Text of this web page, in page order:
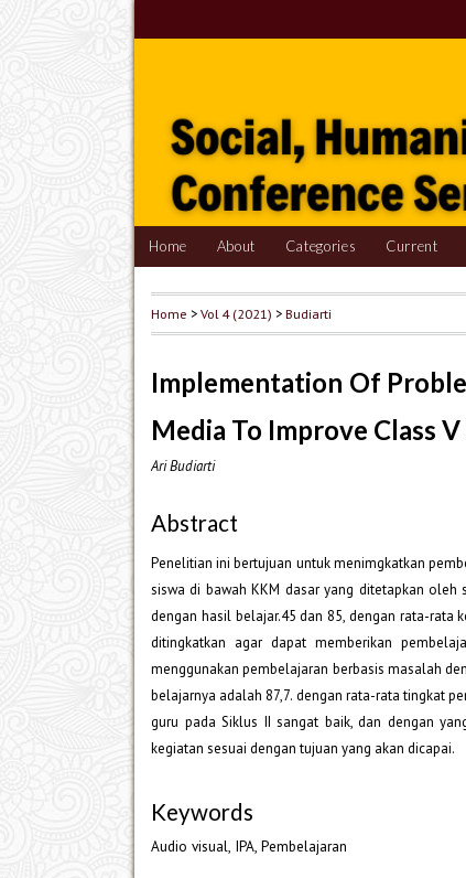
Home About Categories Current
Home >Vol 4 (2021) >Budiarti
Implementation Of
Media To Improve Class
Ari Budiarti
Abstract
Penelitian ini bertujuan untuk menimgkatkan
siswa di bawah KKM dasar yang ditetapkan
dengan hasil belajar.45 dan 85, dengan rata-rata
ditingkatkan agar dapat memberikan
menggunakan pembelajaran berbasis masalah
belajarnya adalah 87,7. dengan rata-rata tingkat
guru pada Siklus II sangat baik, dan dengan
kegiatan sesuai dengan tujuan yang akan dicapai.
Keywords
Audio visual, IPA, Pembelajaran